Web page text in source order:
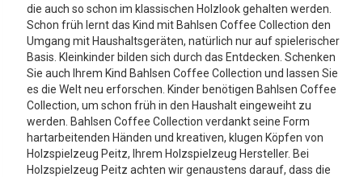
die auch so schon im klassischen Holzlook gehalten werden.
Schon früh lernt das Kind mit Bahlsen Coffee Collection den
Umgang mit Haushaltsgeräten, natürlich nur auf spielerischer
Basis. Kleinkinder bilden sich durch das Entdecken. Schenken
Sie auch Ihrem Kind Bahlsen Coffee Collection und lassen Sie
es die Welt neu erforschen. Kinder benötigen Bahlsen Coffee
Collection, um schon früh in den Haushalt eingeweiht zu
werden. Bahlsen Coffee Collection verdankt seine Form
hartarbeitenden Händen und kreativen, klugen Köpfen von
Holzspielzeug Peitz, Ihrem Holzspielzeug Hersteller. Bei
Holzspielzeug Peitz achten wir genaustens darauf, dass die